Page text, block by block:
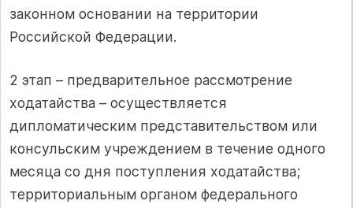
законном основании на территории
Российской Федерации.
2 этап – предварительное рассмотрение
ходатайства – осуществляется
дипломатическим представительством или
консульским учреждением в течение одного
месяца со дня поступления ходатайства;
территориальным органом федерального